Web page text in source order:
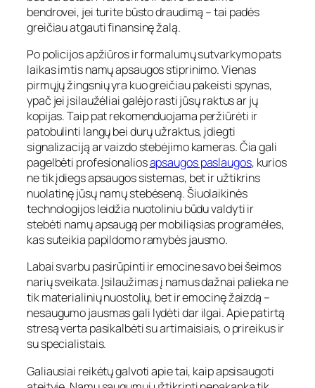
bendrovei, jei turite būsto draudimą – tai padės
greičiau atgauti finansinę žalą.
Po policijos apžiūros ir formalumų sutvarkymo pats
laikas imtis namų apsaugos stiprinimo. Vienas
pirmųjų žingsnių yra kuo greičiau pakeisti spynas,
ypač jei įsilaužėliai galėjo rasti jūsų raktus ar jų
kopijas. Taip pat rekomenduojama peržiūrėti ir
patobulinti langų bei durų užraktus, įdiegti
signalizaciją ar vaizdo stebėjimo kameras. Čia gali
pagelbėti profesionaliosapsaugos paslaugos, kurios
ne tik įdiegs apsaugos sistemas, bet ir užtikrins
nuolatinę jūsų namų stebėseną. Šiuolaikinės
technologijos leidžia nuotoliniu būdu valdyti ir
stebėti namų apsaugą per mobiliąsias programėles,
kas suteikia papildomo ramybės jausmo.
Labai svarbu pasirūpinti ir emocine savo bei šeimos
narių sveikata. Įsilaužimas į namus dažnai palieka ne
tik materialinių nuostolių, bet ir emocinę žaizdą –
nesaugumo jausmas gali lydėti dar ilgai. Apie patirtą
stresą verta pasikalbėti su artimaisiais, o prireikus ir
su specialistais.
Galiausiai reikėtų galvoti apie tai, kaip apsisaugoti